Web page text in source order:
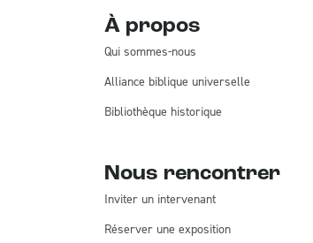
À propos
Qui sommes-nous
Alliance biblique universelle
Bibliothèque historique
Nous rencontrer
Inviter un intervenant
Réserver une exposition